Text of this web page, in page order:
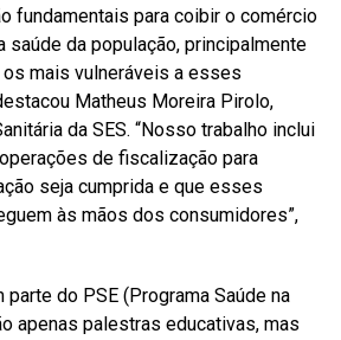
fundamentais para coibir o comércio
saúde da população, principalmente
mais vulneráveis a esses
Matheus Moreira Pirolo,
da SES. “Nosso trabalho inclui
de fiscalização para
seja cumprida e que esses
às mãos dos consumidores”,
do PSE (Programa Saúde na
apenas palestras educativas, mas